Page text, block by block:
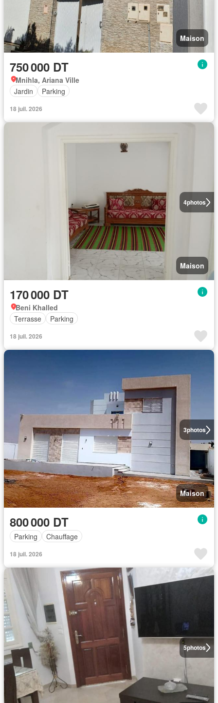
Maison
750 000 DT
Mnihla, Ariana Ville
Jardin
Parking
18 juil. 2026
4photos
Maison
170 000 DT
Beni Khalled
Terrasse
Parking
18 juil. 2026
3photos
Maison
800 000 DT
Parking Chauffage
18 juil. 2026
5photos